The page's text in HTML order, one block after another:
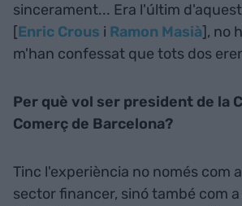
sincerament... Era l'últim
[Enric Crous i Ramon Masià], no
m'han confessat que tots dos
Per què vol ser president de la
Comerç de Barcelona?
Tinc l'experiència no només com
sector financer, sinó també com